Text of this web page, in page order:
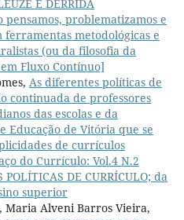
E DERRIDA
pensamos, problematizamos e
metodológicas e
(ou da filosofia da
Fluxo Contínuo]
As diferentes políticas de
continuada de professores
das escolas e da
Educação de Vitória que se
de currículos
do Currículo: Vol.4 N.2
DE CURRÍCULO; da
superior
Maria Alveni Barros Vieira,